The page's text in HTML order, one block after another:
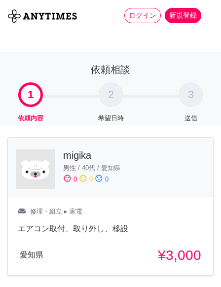
ログイン 新規登録
全て 家事 more_horiz
依頼相談
1
依頼内容
2
希望日時
3
送信
migika
男性 / 40代 / 愛知県
sentiment_satisfied 0 sentiment_neutral 0 sentiment_dissatisfied 0
weekend 修理・組立 ▸ 家電
エアコン取付、取り外し、移設
愛知県 ¥3,000